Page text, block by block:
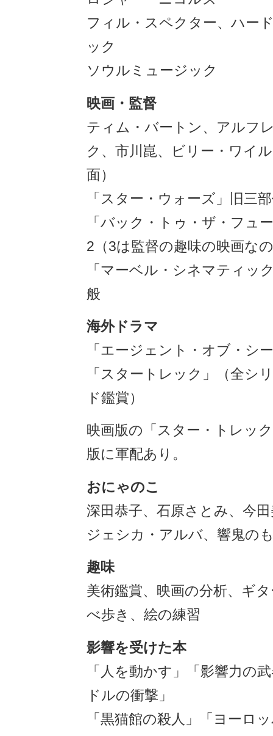
フィル・スペクター、ハー
ック
ソウルミュージック
映画・監督
ティム・バートン、アルフ
ク、市川崑、ビリー・ワイ
面）
「スター・ウォーズ」旧三
「バック・トゥ・ザ・フュ
2（3は監督の趣味の映画な
「マーベル・シネマティッ
般
海外ドラマ
「エージェント・オブ・シ
「スタートレック」（全シ
ド鑑賞）
映画版の「スター・トレッ
版に軍配あり。
おにゃのこ
深田恭子、石原さとみ、今
ジェシカ・アルバ、響鬼の
趣味
美術鑑賞、映画の分析、ギ
べ歩き、絵の練習
影響を受けた本
「人を動かす」「影響力の
ドルの衝撃」
「黒猫館の殺人」「ヨーロ